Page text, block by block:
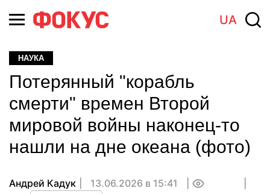
UA
НАУКА
Потерянный "корабль
смерти" времен Второй
мировой войны наконец-то
нашли на дне океана (фото)
Андрей Кадук 13.06.2026 в 15:41